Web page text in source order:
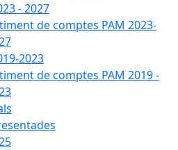
- 2027
de comptes PAM 2023-
2023
de comptes PAM 2019 -